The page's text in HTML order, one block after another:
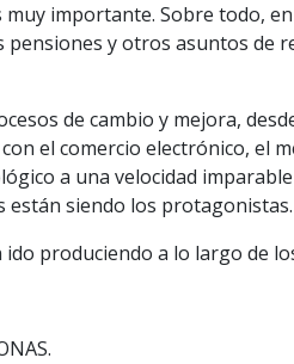
importante. Sobre todo,
y otros asuntos de
de cambio y mejora,
el comercio electrónico, el
a una velocidad
están siendo los protagonistas.
produciendo a lo largo de